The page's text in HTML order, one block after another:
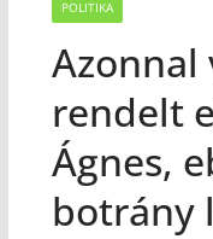
POLITIKA
Azonnal
rendelt
Ágnes,
botrány